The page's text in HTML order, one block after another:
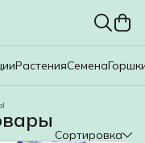
РастенияСемена
Сортировка